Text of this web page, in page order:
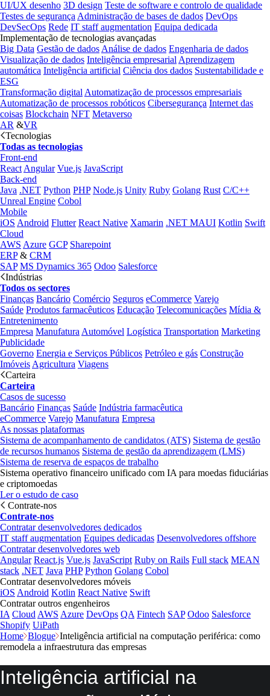
UI/UX desenho 3D design Teste de software e controlo de qualidade
Testes de segurança Administração de bases de dados DevOps
DevSecOps Rede IT staff augmentation Equipa dedicada
Implementação de tecnologias avançadas
Big Data Gestão de dados Análise de dados Engenharia de dados
Visualização de dados Inteligência empresarial Aprendizagem
automática Inteligência artificial Ciência dos dados Sustentabilidade e
ESG
Transformação digital Automatização de processos empresariais
Automatização de processos robóticos Cibersegurança Internet das
coisas Blockchain NFT Metaverso
AR &VR
Tecnologias
Todas as tecnologias
Front-end
React Angular Vue.js JavaScript
Back-end
Java .NET Python PHP Node.js Unity Ruby Golang Rust C/C++
Unreal Engine Cobol
Mobile
iOS Android Flutter React Native Xamarin .NET MAUI Kotlin Swift
Cloud
AWS Azure GCP Sharepoint
ERP& CRM
SAP MS Dynamics 365 Odoo Salesforce
Indústrias
Todos os sectores
Finanças Bancário Comércio Seguros eCommerce Varejo
Saúde Produtos farmacêuticos Educação Telecomunicações Mídia &
Entretenimento
Empresa Manufatura Automóvel Logística Transportation Marketing
Publicidade
Governo Energia e Serviços Públicos Petróleo e gás Construção
Imóveis Agricultura Viagens
Carteira
Carteira
Casos de sucesso
Bancário Finanças Saúde Indústria farmacêutica
eCommerce Varejo Manufatura Empresa
As nossas plataformas
Sistema de acompanhamento de candidatos (ATS) Sistema de gestão
de recursos humanos Sistema de gestão da aprendizagem (LMS)
Sistema de reserva de espaços de trabalho
Sistema operativo financeiro unificado com IA para moedas fiduciárias
e criptomoedas
Ler o estudo de caso
Contrate-nos
Contrate-nos
Contratar desenvolvedores dedicados
IT staff augmentation Equipes dedicadas Desenvolvedores offshore
Contratar desenvolvedores web
Angular React.js Vue.js JavaScript Ruby on Rails Full stack MEAN
stack .NET Java PHP Python Golang Cobol
Contratar desenvolvedores móveis
iOS Android Kotlin React Native Swift
Contratar outros engenheiros
IA Cloud AWS Azure DevOps QA Fintech SAP Odoo Salesforce
Shopify UiPath
Home Blogue Inteligência artificial na computação periférica: como
remodela a infraestrutura das empresas
Inteligência artificial na